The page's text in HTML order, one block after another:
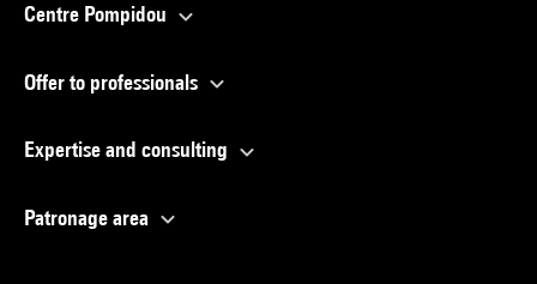
Centre Pompidou
Offer to professionals
Expertise and consulting
Patronage area